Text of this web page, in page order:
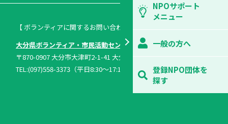
NPOサポート
メニュー
一般の方へ
登録NPO団体を
探す
【 ボランティアに関するお問い合わせ 】
大分県ボランティア・市民活動センター
〒870-0907 大分市大津町2-1-41 大分県総合社会福祉会館内
TEL:(097)558-3373（平日8:30～17:15）FAX:(097)558-1296